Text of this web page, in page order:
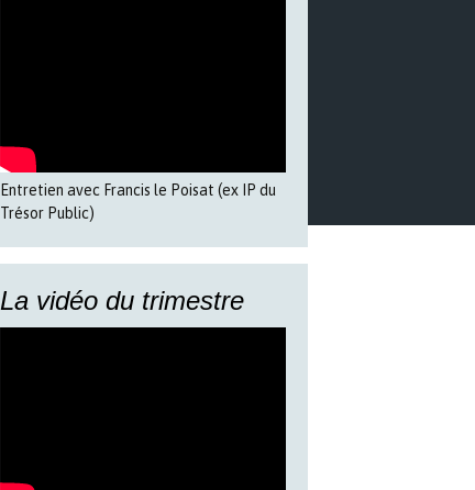
Entretien avec Francis le Poisat (ex IP du
Trésor Public)
La vidéo du trimestre